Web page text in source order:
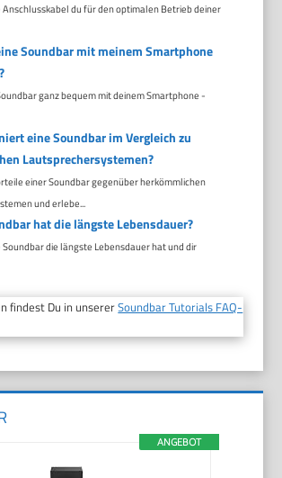
Anschlusskabel du für den optimalen Betrieb deiner
Soundbar mit meinem Smartphone
ganz bequem mit deinem Smartphone -
eine Soundbar im Vergleich zu
Lautsprechersystemen?
einer Soundbar gegenüber herkömmlichen
und erlebe...
hat die längste Lebensdauer?
die längste Lebensdauer hat und dir
findest Du in unsererSoundbar Tutorials FAQ-
ANGEBOT